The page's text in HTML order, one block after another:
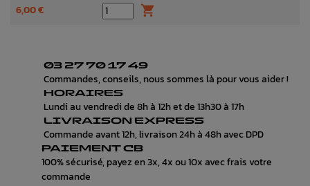
6,00 € 
03 27 70 17 49
Commandes, conseils, nous sommes là pour vous aider !
HORAIRES
Lundi au vendredi de 8h à 12h et de 13h30 à 17h
LIVRAISON EXPRESS
Commande avant 12h, livraison 24h à 48h avec DPD
PAIEMENT CB
100% sécurisé, payez en 3x, 4x ou 10x avec frais votre
commande